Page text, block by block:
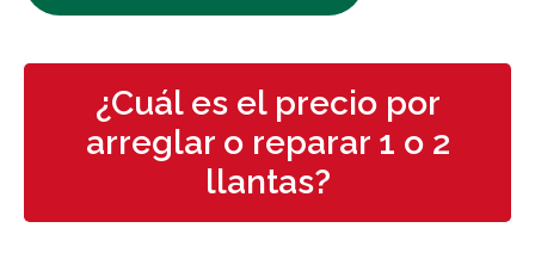
¿Cuál es el precio por
arreglar o reparar 1 o 2
llantas?